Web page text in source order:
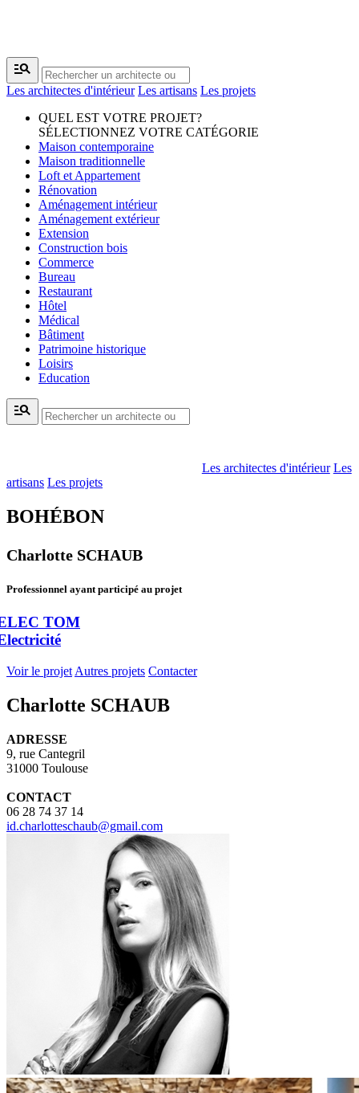
manage_search
Les architectes d'intérieur Les artisans Les projets
QUEL EST VOTRE PROJET?
SÉLECTIONNEZ VOTRE CATÉGORIE
Maison contemporaine
Maison traditionnelle
Loft et Appartement
Rénovation
Aménagement intérieur
Aménagement extérieur
Extension
Construction bois
Commerce
Bureau
Restaurant
Hôtel
Médical
Bâtiment
Patrimoine historique
Loisirs
Education
manage_search
Les architectes d'intérieur Les
artisans Les projets
BOHÉBON
Charlotte SCHAUB
Professionnel ayant participé au projet
TOM
Voir le projet Autres projets Contacter
Charlotte SCHAUB
ADRESSE
9, rue Cantegril
31000 Toulouse
CONTACT
06 28 74 37 14
id.charlotteschaub@gmail.com